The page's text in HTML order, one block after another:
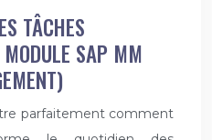
TÂCHES
SAP MM
parfaitement comment